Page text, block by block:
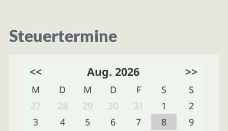
Steuertermine
<< Aug. 2026 >>
M D M D F S
S
27
28 29 30 31 1
2
3
4 5 6 7 8
9